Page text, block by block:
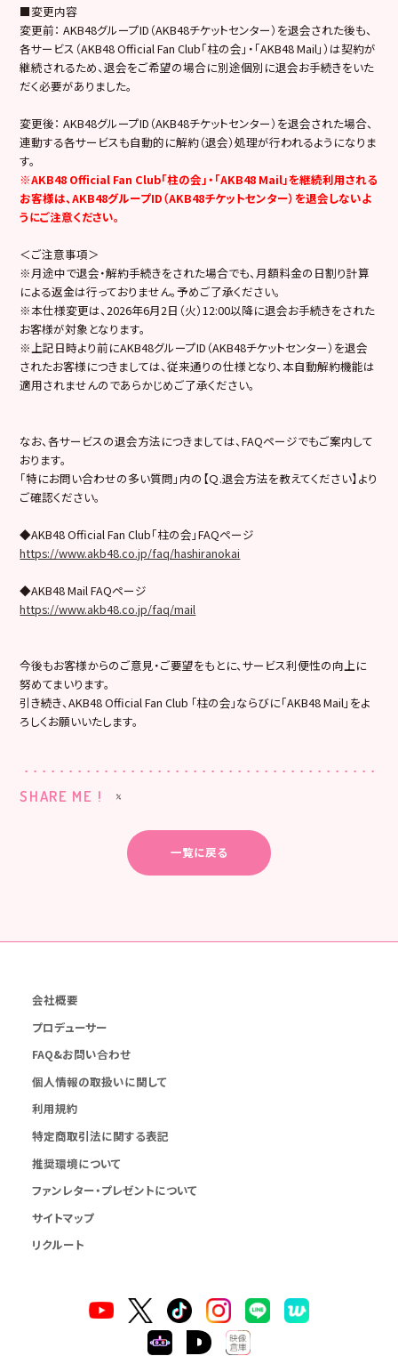
■変更内容
変更前： AKB48グループID（AKB48チケットセンター）を退会された後も、
各サービス（AKB48 Official Fan Club「柱の会」・「AKB48 Mail」）は契約が
継続されるため、退会をご希望の場合に別途個別に退会お手続きをいた
だく必要がありました。
変更後： AKB48グループID（AKB48チケットセンター）を退会された場合、
連動する各サービスも自動的に解約（退会）処理が行われるようになりま
す。
※AKB48 Official Fan Club「柱の会」・「AKB48 Mail」を継続利用される
お客様は、AKB48グループID（AKB48チケットセンター）を退会しないよ
うにご注意ください。
＜ご注意事項＞
※月途中で退会・解約手続きをされた場合でも、月額料金の日割り計算
による返金は行っておりません。予めご了承ください。
※本仕様変更は、2026年6月2日（火）12:00以降に退会お手続きをされた
お客様が対象となります。
※上記日時より前にAKB48グループID（AKB48チケットセンター）を退会
されたお客様につきましては、従来通りの仕様となり、本自動解約機能は
適用されませんのであらかじめご了承ください。
なお、各サービスの退会方法につきましては、FAQページでもご案内して
おります。
「特にお問い合わせの多い質問」内の【Ｑ.退会方法を教えてください】より
ご確認ください。
◆AKB48 Official Fan Club「柱の会」FAQページ
https://www.akb48.co.jp/faq/hashiranokai
◆AKB48 Mail FAQページ
https://www.akb48.co.jp/faq/mail
今後もお客様からのご意見・ご要望をもとに、サービス利便性の向上に
努めてまいります。
引き続き、AKB48 Official Fan Club ｢柱の会｣ならびに「AKB48 Mail」をよ
ろしくお願いいたします。
SHARE ME !
一覧に戻る
会社概要
プロデューサー
FAQ&お問い合わせ
個人情報の取扱いに関して
利用規約
特定商取引法に関する表記
推奨環境について
ファンレター・プレゼントについて
サイトマップ
リクルート